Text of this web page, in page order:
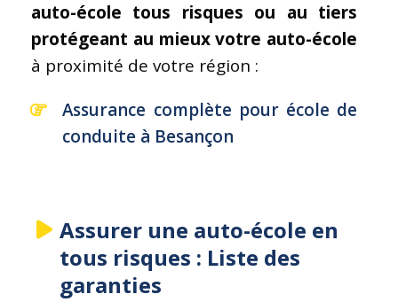
auto-école tous risques ou au tiers
protégeant au mieux votre auto-école
à proximité de votre région :
Assurance complète pour école de
conduite à Besançon
Assurer une auto-école en
tous risques : Liste des
garanties